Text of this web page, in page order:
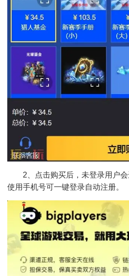
2、点击购买后，未登录用户
使用手机号可一键登录自动注册。